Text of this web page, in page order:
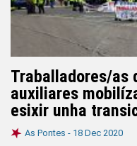
Traballadores/as
auxiliares
esixir unha
As Pontes - 18 Dec 2020